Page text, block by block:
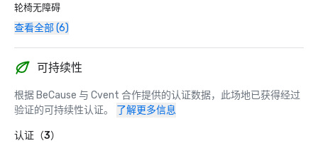
轮椅无障碍
查看全部 (6)
可持续性
根据 BeCause 与 Cvent 合作提供的认证数据，此场地已获得经过
验证的可持续性认证。
了解更多信息
认证（3）